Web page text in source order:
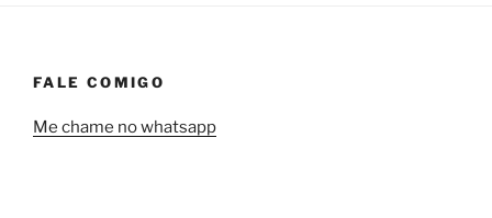
FALE COMIGO
Me chame no whatsapp